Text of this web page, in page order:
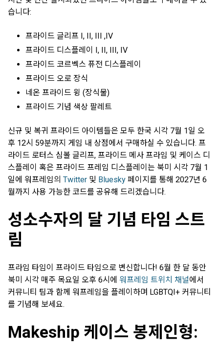
습니다:
프라이드 글리프 I, II, III ,IV
프라이드 디스플레이 I, II, III, IV
프라이드 코르벡스 퓨전 디스플레이
프라이드 오로 장식
네온 프라이드 윙 (장식물)
프라이드 기념 색상 팔레트
신규 및 복귀 프라이드 아이템들은 모두 한국 시각 7월 1일 오
후 12시 59분까지 게임 내 상점에서 구매하실 수 있습니다. 프
라이드 로터스 심볼 글리프, 프라이드 메사 프라임 및 케이스 디
스플레이 혹은 프라이드 프레임 디스플레이는 북미 시각 7월 1
일에 워프레임의 Twitter 및 Bluesky 페이지를 통해 2027년 6
월까지 사용 가능한 코드를 공유해 드리겠습니다.
성소수자의 달 기념 타임 스트
림
프라임 타임이 프라이드 타임으로 변신합니다! 6월 한 달 동안
북미 시각 매주 목요일 오후 6시에 워프레임 트위치 채널에서
커뮤니티 팀과 함께 워프레임을 플레이하며 LGBTQI+ 커뮤니티
를 기념해 보세요.
Makeship 케이스 봉제인형: